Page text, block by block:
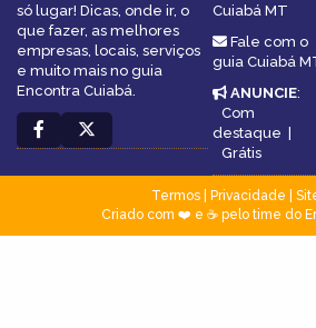
só lugar! Dicas, onde ir, o
que fazer, as melhores
empresas, locais, serviços
e muito mais no guia
Encontra Cuiabá.
Cuiabá MT
Fale com o
guia Cuiabá
ANUNCIE:
Com
destaque |
Grátis
Termos| Privacidade
Criado com ❤️ e ☕ pelo time do